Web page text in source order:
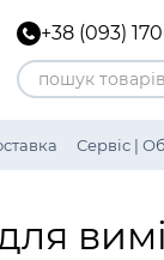
+38 (093)
Сервіс |